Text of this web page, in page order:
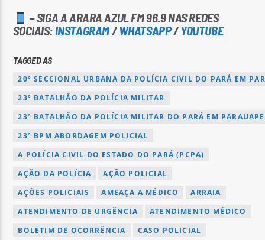
– SIGA A ARARA AZUL FM 96.9 NAS REDES
SOCIAIS: INSTAGRAM/WHATSAPP/YOUTUBE
TAGGED AS
20º SECCIONAL URBANA DA POLÍCIA CIVIL DO PARÁ EM
23º BATALHÃO DA POLÍCIA MILITAR
23º BATALHÃO DA POLÍCIA MILITAR DO PARÁ EM
23º BPM ABORDAGEM POLICIAL
A POLÍCIA CIVIL DO ESTADO DO PARÁ (PCPA)
AÇÃO DA POLÍCIA
AÇÃO POLICIAL
AÇÕES POLICIAIS
AMEAÇA A MÉDICO
ARRAIA
ATENDIMENTO DE URGÊNCIA
ATENDIMENTO MÉDICO
BOLETIM DE OCORRÊNCIA
CASO POLICIAL